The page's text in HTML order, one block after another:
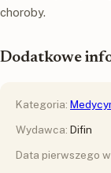
choroby.
Dodatkowe
Kategoria:
Wydawca: Difin
Data pierwszego